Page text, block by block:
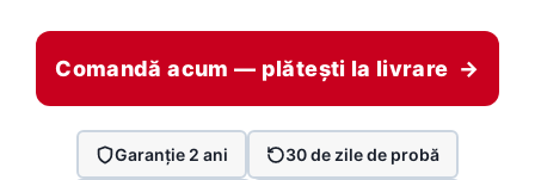
Comandă acum — plătești la livrare →
Garanție 2 ani 30 de zile de probă